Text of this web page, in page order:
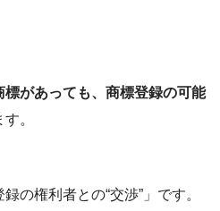
標があっても、商標登録の可能
。
の権利者との“交渉”」です。